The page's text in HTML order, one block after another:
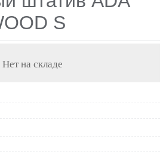
S
Нет на складе